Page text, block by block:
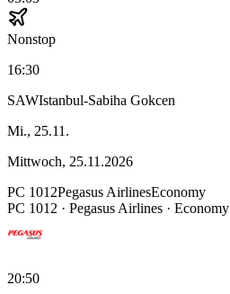
Nonstop
16:30
SAWIstanbul-Sabiha Gokcen
Mi., 25.11.
Mittwoch, 25.11.2026
PC 1012Pegasus AirlinesEconomy
PC 1012 · Pegasus Airlines · Economy
20:50